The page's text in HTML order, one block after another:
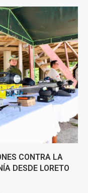
CONTRA LA
DESDE LORETO